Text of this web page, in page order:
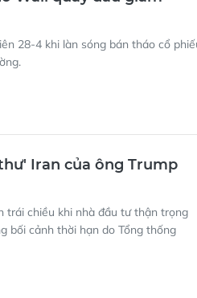
28-4 khi làn sóng bán tháo cổ
Iran của ông Trump
trái chiều khi nhà đầu tư thận trọng
bối cảnh thời hạn do Tổng thống